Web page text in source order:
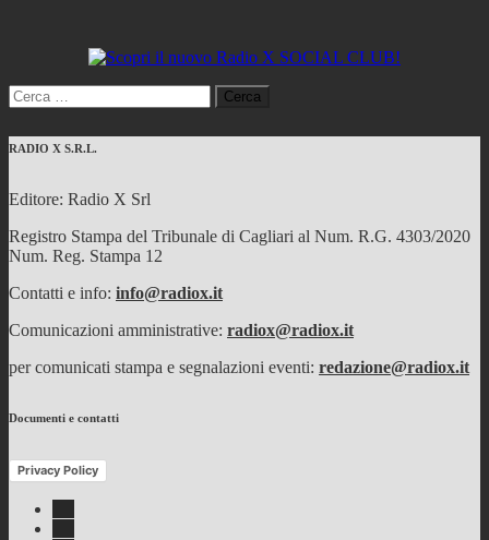
Ricerca
per:
RADIO X S.R.L.
Editore: Radio X Srl
Registro Stampa del Tribunale di Cagliari al Num. R.G. 4303/2020
Num. Reg. Stampa 12
Contatti e info: info@radiox.it
Comunicazioni amministrative: radiox@radiox.it
per comunicati stampa e segnalazioni eventi: redazione@radiox.it
Documenti e contatti
Privacy Policy